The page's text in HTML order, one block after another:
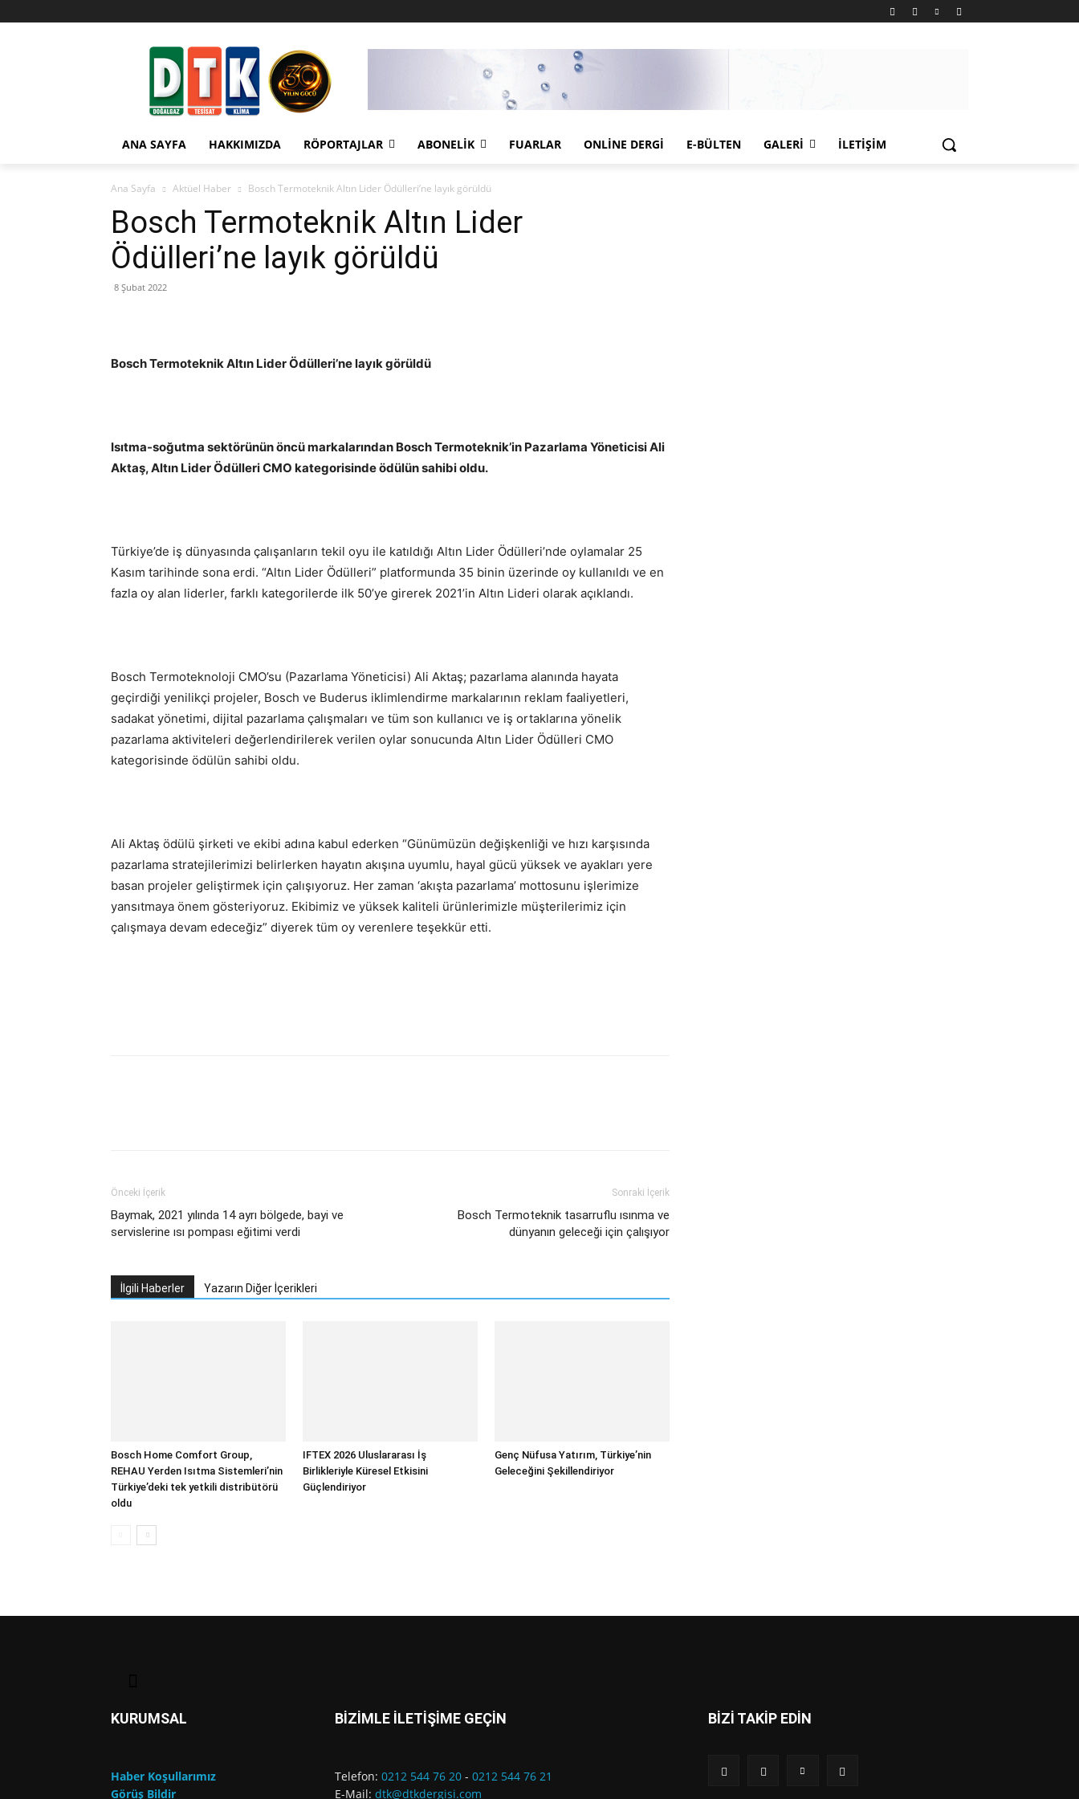
ANA SAYFA HAKKIMIZDA RÖPORTAJLAR ABONELIK FUARLAR ONLINE DERGI E-BÜLTEN GALERI İLETIŞIM
Ana Sayfa Aktüel Haber Bosch Termoteknik Altın Lider Ödülleri’ne layık görüldü
Bosch Termoteknik Altın Lider
Ödülleri’ne layık görüldü
8 Şubat 2022
Bosch Termoteknik Altın Lider Ödülleri’ne layık görüldü
Isıtma-soğutma sektörünün öncü markalarından Bosch Termoteknik’in Pazarlama Yöneticisi Ali
Aktaş, Altın Lider Ödülleri CMO kategorisinde ödülün sahibi oldu.
Türkiye’de iş dünyasında çalışanların tekil oyu ile katıldığı Altın Lider Ödülleri’nde oylamalar 25
Kasım tarihinde sona erdi. “Altın Lider Ödülleri” platformunda 35 binin üzerinde oy kullanıldı ve en
fazla oy alan liderler, farklı kategorilerde ilk 50’ye girerek 2021’in Altın Lideri olarak açıklandı.
Bosch Termoteknoloji CMO’su (Pazarlama Yöneticisi) Ali Aktaş; pazarlama alanında hayata
geçirdiği yenilikçi projeler, Bosch ve Buderus iklimlendirme markalarının reklam faaliyetleri,
sadakat yönetimi, dijital pazarlama çalışmaları ve tüm son kullanıcı ve iş ortaklarına yönelik
pazarlama aktiviteleri değerlendirilerek verilen oylar sonucunda Altın Lider Ödülleri CMO
kategorisinde ödülün sahibi oldu.
Ali Aktaş ödülü şirketi ve ekibi adına kabul ederken “Günümüzün değişkenliği ve hızı karşısında
pazarlama stratejilerimizi belirlerken hayatın akışına uyumlu, hayal gücü yüksek ve ayakları yere
basan projeler geliştirmek için çalışıyoruz. Her zaman ‘akışta pazarlama’ mottosunu işlerimize
yansıtmaya önem gösteriyoruz. Ekibimiz ve yüksek kaliteli ürünlerimizle müşterilerimiz için
çalışmaya devam edeceğiz” diyerek tüm oy verenlere teşekkür etti.
Önceki İçerik
Baymak, 2021 yılında 14 ayrı bölgede, bayi ve
servislerine ısı pompası eğitimi verdi
Sonraki İçerik
Bosch Termoteknik tasarruflu ısınma ve
dünyanın geleceği için çalışıyor
İlgili Haberler Yazarın Diğer İçerikleri
Bosch Home Comfort Group,
REHAU Yerden Isıtma Sistemleri’nin
Türkiye’deki tek yetkili distribütörü
oldu
IFTEX 2026 Uluslararası İş
Birlikleriyle Küresel Etkisini
Güçlendiriyor
Genç Nüfusa Yatırım, Türkiye’nin
Geleceğini Şekillendiriyor
KURUMSAL
Haber Koşullarımız
Görüş Bildir
BİZİMLE İLETİŞİME GEÇİN
Telefon: 0212 544 76 20 - 0212 544 76 21
E-Mail: dtk@dtkdergisi.com
BİZİ TAKİP EDİN